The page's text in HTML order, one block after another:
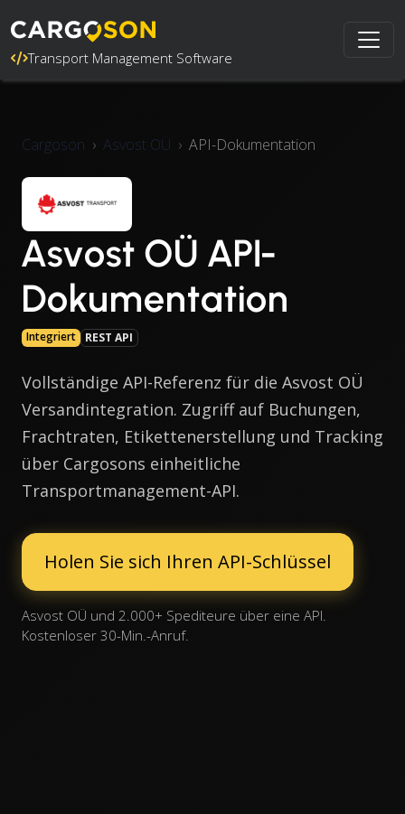
Transport Management Software
Cargoson Asvost OÜ API-Dokumentation
Asvost OÜ API-
Dokumentation
Integriert REST API
Vollständige API-Referenz für die Asvost OÜ
Versandintegration. Zugriff auf Buchungen,
Frachtraten, Etikettenerstellung und Tracking
über Cargosons einheitliche
Transportmanagement-API.
Holen Sie sich Ihren API-Schlüssel
Asvost OÜ und 2.000+ Spediteure über eine API.
Kostenloser 30-Min.-Anruf.